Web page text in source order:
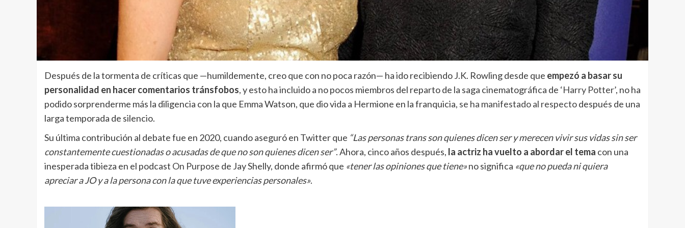
Después de la tormenta de críticas que —humildemente, creo que con no poca razón— ha ido recibiendo J.K. Rowling desde que empezó a basar su
personalidad en hacer comentarios tránsfobos, y esto ha incluido a no pocos miembros del reparto de la saga cinematográfica de ‘Harry Potter’, no ha
podido sorprenderme más la diligencia con la que Emma Watson, que dio vida a Hermione en la franquicia, se ha manifestado al respectodespués de una
larga temporada de silencio.
Su última contribución al debate fue en 2020, cuando aseguró en Twitter que “Las personas trans son quienes dicen ser y merecen vivir sus vidas sin ser
constantemente cuestionadas o acusadas de que no son quienes dicen ser”. Ahora, cinco años después, la actriz ha vuelto a abordar el tema con una
inesperada tibieza en el podcast On Purpose de Jay Shelly, donde afirmó que «tener las opiniones que tiene»no significa «que no pueda ni quiera
apreciar a JO y a la persona con la que tuve experiencias personales».